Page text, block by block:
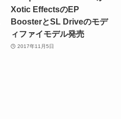
Xotic EffectsのEP
BoosterとSL Driveのモデ
ィファイモデル発売
2017年11月5日